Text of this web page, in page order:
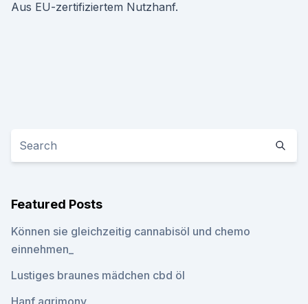
Aus EU-zertifiziertem Nutzhanf.
Featured Posts
Können sie gleichzeitig cannabisöl und chemo
einnehmen_
Lustiges braunes mädchen cbd öl
Hanf agrimony